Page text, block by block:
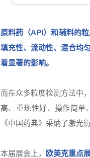
原料药（API）和辅料的
填充性、流动性、混合均
着显著的影响。
而在众多粒度检测方法中
高、重现性好、操作简单
《中国药典》采纳了激光
本届展会上， 欧美克重点